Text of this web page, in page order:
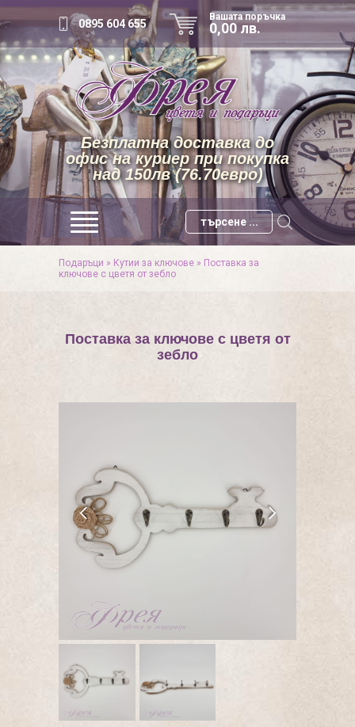
0895 604 655
Вашата поръчка
0,00 лв.
Безплатна доставка до
офис на куриер при покупка
над 150лв (76.70евро)
Подаръци » Кутии за ключове » Поставка за
ключове с цветя от зебло
Поставка за ключове с цветя от
зебло